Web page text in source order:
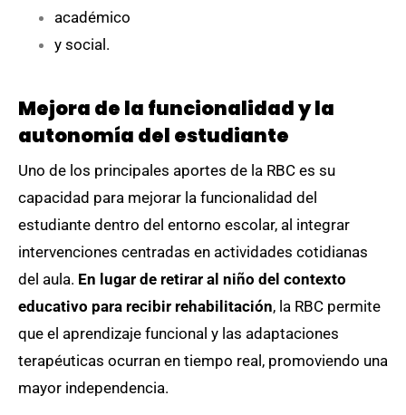
académico
y social.
Mejora de la funcionalidad y la
autonomía del estudiante
Uno de los principales aportes de la RBC es su
capacidad para mejorar la funcionalidad del
estudiante dentro del entorno escolar, al integrar
intervenciones centradas en actividades cotidianas
del aula. En lugar de retirar al niño del contexto
educativo para recibir rehabilitación, la RBC permite
que el aprendizaje funcional y las adaptaciones
terapéuticas ocurran en tiempo real, promoviendo una
mayor independencia.